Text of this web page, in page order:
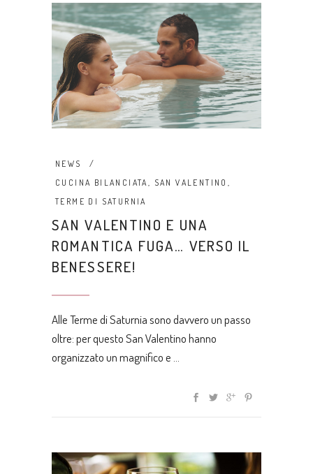
NEWS
CUCINA BILANCIATA
SAN VALENTINO
TERME DI SATURNIA
SAN VALENTINO E UNA
ROMANTICA FUGA… VERSO IL
BENESSERE!
Alle Terme di Saturnia sono davvero un passo
oltre: per questo San Valentino hanno
organizzato un magnifico e